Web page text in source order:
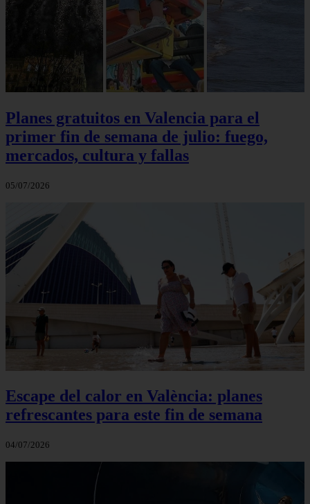
Planes gratuitos en Valencia para el
primer fin de semana de julio: fuego,
mercados, cultura y fallas
05/07/2026
Escape del calor en València: planes
refrescantes para este fin de semana
04/07/2026